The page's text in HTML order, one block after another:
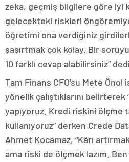
zeka, geçmiş bilgilere göre iyi
gelecekteki riskleri
öğretimi ona verdiğiniz
şaşırtmak çok kolay. Bir
10 farklı cevap alabilirsiniz” dedi.
Tam Finans CFO’su Mete Önol
yönelik çalıştıklarını belirterek
yapıyoruz. Kredi riskini ölçme
kullanıyoruz” derken Crede
Ahmet Kocamaz, “Kârı
ama riski de ölçmek lazım.